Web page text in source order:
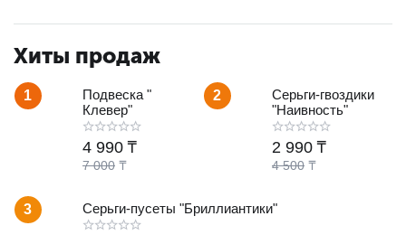
Хиты продаж
1
Подвеска "
Клевер"
7 000 ₸
4 990 ₸
2
Серьги-гвоздики
"Наивность"
4 500 ₸
2 990 ₸
3 Серьги-пусеты "Бриллиантики"